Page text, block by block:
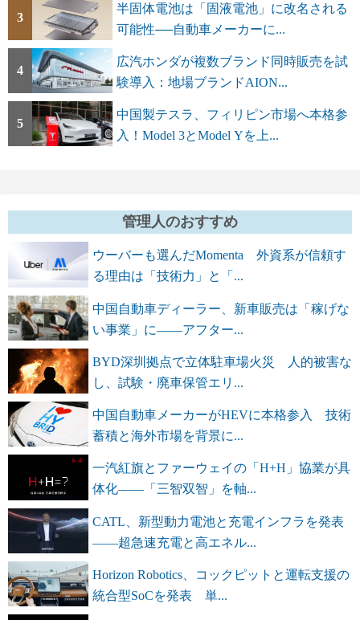
3
半固体電池は「固液電池」に改名される
可能性──自動車メーカーに...
4
広汽ホンダが複数ブランド同時販売を試
験導入：地場ブランドAION...
5
中国製テスラ、フィリピン市場へ本格参
入！Model 3とModel Yを上...
管理人のおすすめ
ウーバーも選んだMomenta 外資系が信頼す
る理由は「技術力」と「...
中国自動車ディーラー、新車販売は「稼げな
い事業」に――アフター...
BYD深圳拠点で立体駐車場火災 人的被害な
し、試験・廃車保管エリ...
中国自動車メーカーがHEVに本格参入 技術
蓄積と海外市場を背景に...
一汽紅旗とファーウェイの「H+H」協業が具
体化――「三智双智」を軸...
CATL、新型動力電池と充電インフラを発表
――超急速充電と高エネル...
Horizon Robotics、コックピットと運転支援の
統合型SoCを発表 単...